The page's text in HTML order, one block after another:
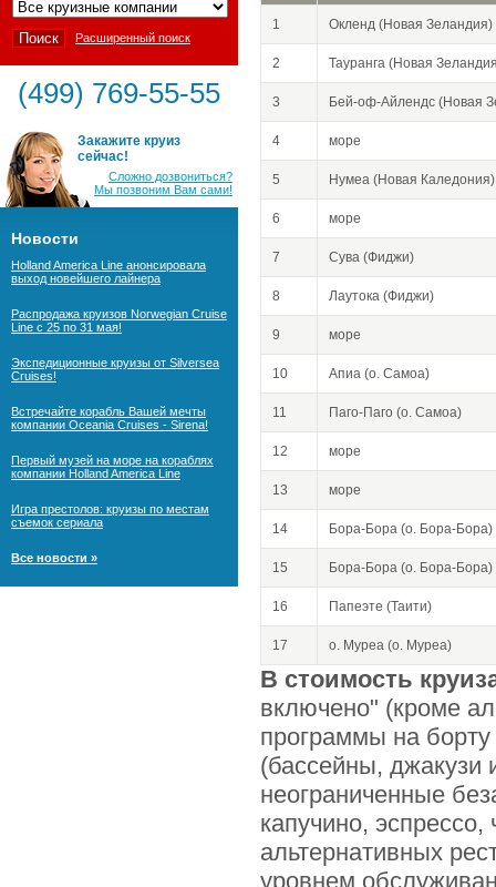
Расширенный поиск
(499) 769-55-55
Закажите круиз
сейчас!
Сложно дозвониться?
Мы позвоним Вам сами!
Новости
Holland America Line анонсировала
выход новейшего лайнера
Распродажа круизов Norwegian Cruise
Line с 25 по 31 мая!
Экспедиционные круизы от Silversea
Cruises!
Встречайте корабль Вашей мечты
компании Oceania Cruises - Sirena!
Первый музей на море на кораблях
компании Holland America Line
Игра престолов: круизы по местам
съемок сериала
Все новости »
1 Окленд (Новая Зеландия)
2 Тауранга (Новая
3 Бей-оф-Айлендс (Новая
4 море
5 Нумеа (Новая Каледония)
6 море
7 Сува (Фиджи)
8 Лаутока (Фиджи)
9 море
10 Апиа (о. Самоа)
11 Паго-Паго (о. Самоа)
12 море
13 море
14 Бора-Бора (о. Бора-Бора)
15 Бора-Бора (о. Бора-Бора)
16 Папеэте (Таити)
17 о. Муреа (о. Муреа)
В стоимость
включено" (кроме
программы на
(бассейны, джакузи
неограниченные
капучино,
альтернативных
уровнем